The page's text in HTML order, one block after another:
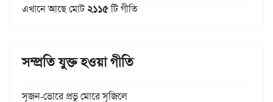
এখানে আছে মোট২১১৫টি গীতি
সম্প্রতি যুক্ত হওয়া গীতি
সৃজন-ভোরে প্রভু মোরে সৃজিলে